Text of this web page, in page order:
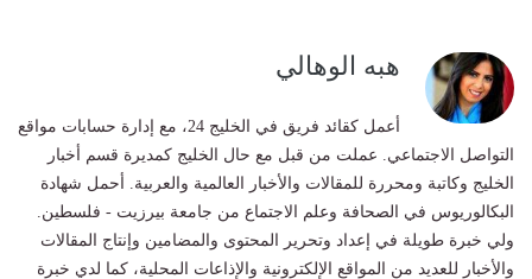
هبه الوهالي
أعمل كقائد فريق في الخليج 24، مع إدارة حسابات مواقع
التواصل الاجتماعي. عملت من قبل مع حال الخليج كمديرة قسم أخبار
الخليج وكاتبة ومحررة للمقالات والأخبار العالمية والعربية. أحمل شهادة
البكالوريوس في الصحافة وعلم الاجتماع من جامعة بيرزيت - فلسطين.
ولي خبرة طويلة في إعداد وتحرير المحتوى والمضامين وإنتاج المقالات
والأخبار للعديد من المواقع الإلكترونية والإذاعات المحلية، كما لدي خبرة